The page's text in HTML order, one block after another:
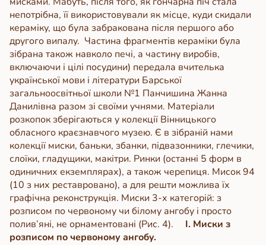
непотрібна, її використовували як місце, куди скидали
кераміку, що була забракована після першого або
другого випалу. Частина фрагментів кераміки була
зібрана також навколо печі, а частину виробів,
включаючи і цілі посудини) передала вчителька
української мови і літератури Барської
загальноосвітньої школи №1 Панчишина Жанна
Данилівна разом зі своїми учнями. Матеріали
розкопок зберігаються у колекції Вінницького
обласного краєзнавчого музею. Є в зібраній нами
колекції миски, баньки, збанки, підвазонники, глечики,
слоїки, гладущики, макітри. Ринки (останні 5 форм в
одиничних екземплярах), а також черепиця. Мисок 94
(10 з них реставровано), а для решти можлива їх
графічна реконструкція. Миски 3-х категорій: з
розписом по червоному чи білому ангобу і просто
полив’яні, не орнаментовані (Рис. 4).
І. Миски з
розписом по червоному ангобу.